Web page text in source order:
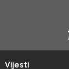
Vijesti